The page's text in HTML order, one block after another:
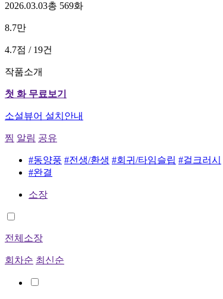
2026.03.03총 569화
8.7만
4.7점 / 19건
작품소개
첫 화 무료보기
소설뷰어 설치안내
찜 알림 공유
#동양풍 #전생/환생 #회귀/타임슬립 #걸크러시
#완결
소장
전체소장
회차순 최신순